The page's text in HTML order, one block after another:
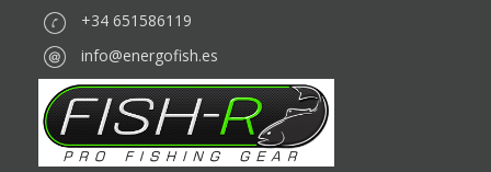
+34 651586119
info@energofish.es